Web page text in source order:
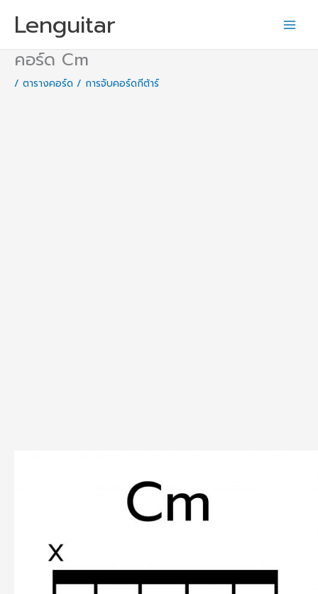
Lenguitar
คอร์ด Cm
/ ตารางคอร์ด / การจับคอร์ดกีต้าร์